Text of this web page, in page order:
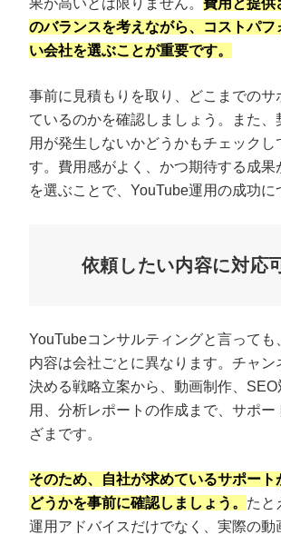
果が高いとは限りません。 費用と提供
のバランスを考えながら、コストパフ
い会社を選ぶことが重要です。
事前に見積もりを取り、どこまでのサ
ているのかを確認しましょう。また、
用が発生しないかどうかもチェックし
す。費用感がよく、かつ期待する成果
を選ぶことで、YouTube運用の成功に
依頼したい内容に対応
YouTubeコンサルティングと言っても
内容は会社ごとに異なります。チャン
決める戦略立案から、動画制作、
用、分析レポートの作成まで、サポー
ざまです。
そのため、自社が求めているサポート
どうかを事前に確認しましょう。 たと
運用アドバイスだけでなく、実際の動